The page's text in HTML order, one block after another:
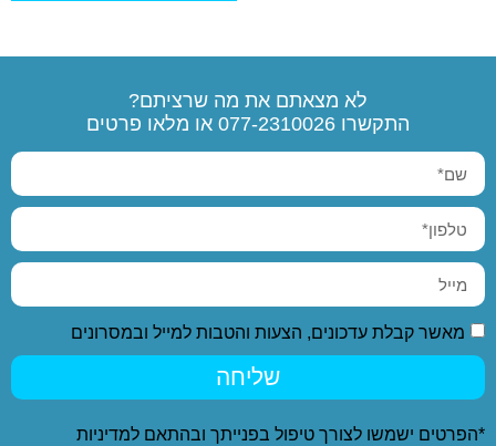
לא מצאתם את מה שרציתם?
התקשרו 077-2310026 או מלאו פרטים
מאשר קבלת עדכונים, הצעות והטבות למייל ובמסרונים
שליחה
*הפרטים ישמשו לצורך טיפול בפנייתך ובהתאם למדיניות